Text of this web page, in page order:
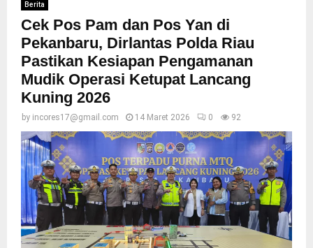
Berita
Cek Pos Pam dan Pos Yan di
Pekanbaru, Dirlantas Polda Riau
Pastikan Kesiapan Pengamanan
Mudik Operasi Ketupat Lancang
Kuning 2026
by incores17@gmail.com 14 Maret 2026 0 92